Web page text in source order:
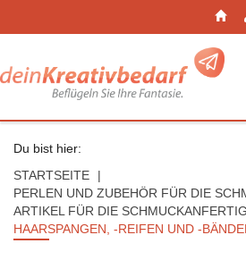
Du bist hier:
STARTSEITE
PERLEN UND ZUBEHÖR FÜR DIE
ARTIKEL FÜR DIE
HAARSPANGEN, -REIFEN UND -